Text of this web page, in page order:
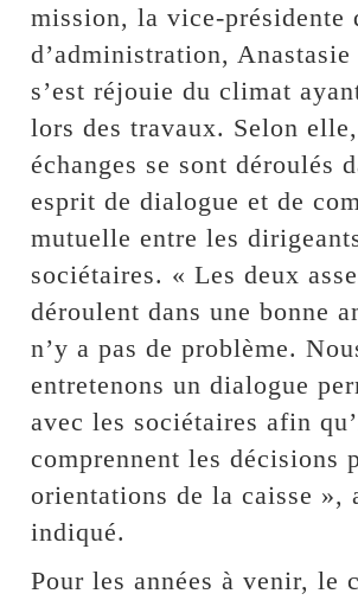
mission, la vice-présidente
d’administration,
s’est réjouie du climat
lors des travaux. Selon
échanges se sont déroulés
esprit de dialogue et de
mutuelle entre les
sociétaires. « Les deux
déroulent dans une bonne
n’y a pas de problème.
entretenons un dialogue
avec les sociétaires afin
comprennent les décisions
orientations de la caisse »,
indiqué.
Pour les années à venir, le